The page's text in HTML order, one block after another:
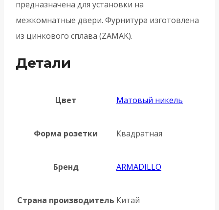
предназначена для установки на
межкомнатные двери. Фурнитура изготовлена
из цинкового сплава (ZAMAK).
Детали
Цвет Матовый никель
Форма розетки Квадратная
Бренд ARMADILLO
Страна производитель Китай